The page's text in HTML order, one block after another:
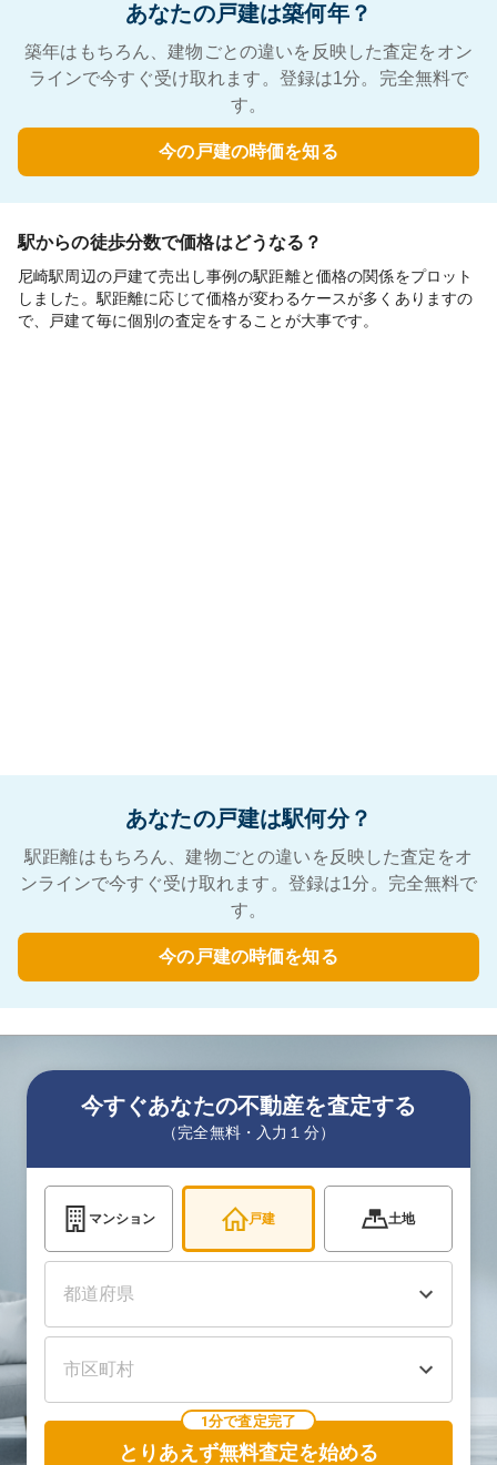
あなたの戸建は築何年？
築年はもちろん、建物ごとの違いを反映した査定をオン
ラインで今すぐ受け取れます。登録は1分。完全無料で
す。
今の戸建の時価を知る
駅からの徒歩分数で価格はどうなる？
尼崎駅周辺の戸建て売出し事例の駅距離と価格の関係をプロット
しました。駅距離に応じて価格が変わるケースが多くありますの
で、戸建て毎に個別の査定をすることが大事です。
あなたの戸建は駅何分？
駅距離はもちろん、建物ごとの違いを反映した査定をオ
ンラインで今すぐ受け取れます。登録は1分。完全無料で
す。
今の戸建の時価を知る
今すぐあなたの不動産を査定する
（完全無料・入力１分）
マンション 戸建 土地
1分で査定完了
とりあえず無料査定を始める